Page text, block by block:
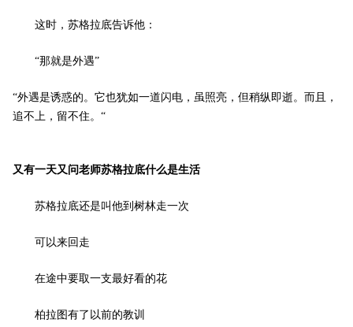
这时，苏格拉底告诉他： ­
“那就是外遇”
“外遇是诱惑的。它也犹如一道闪电，虽照亮，但稍纵即逝。而且，
追不上，留不住。“ ­
又有一天又问老师苏格拉底什么是生活 ­
苏格拉底还是叫他到树林走一次 ­
可以来回走 ­
在途中要取一支最好看的花 ­
柏拉图有了以前的教训 ­